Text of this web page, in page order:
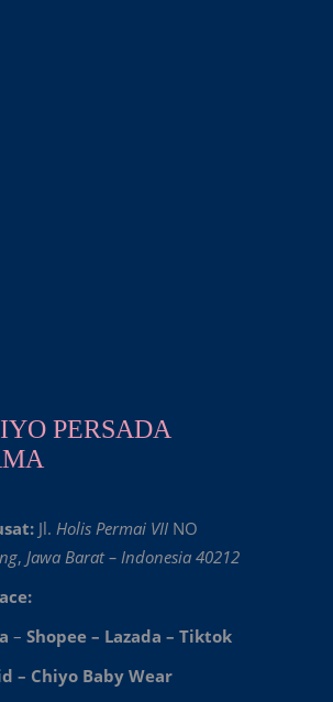
PERSADA
Jl. Holis Permai VII NO
, Jawa Barat – Indonesia 40212
– Shopee – Lazada – Tiktok
– Chiyo Baby Wear